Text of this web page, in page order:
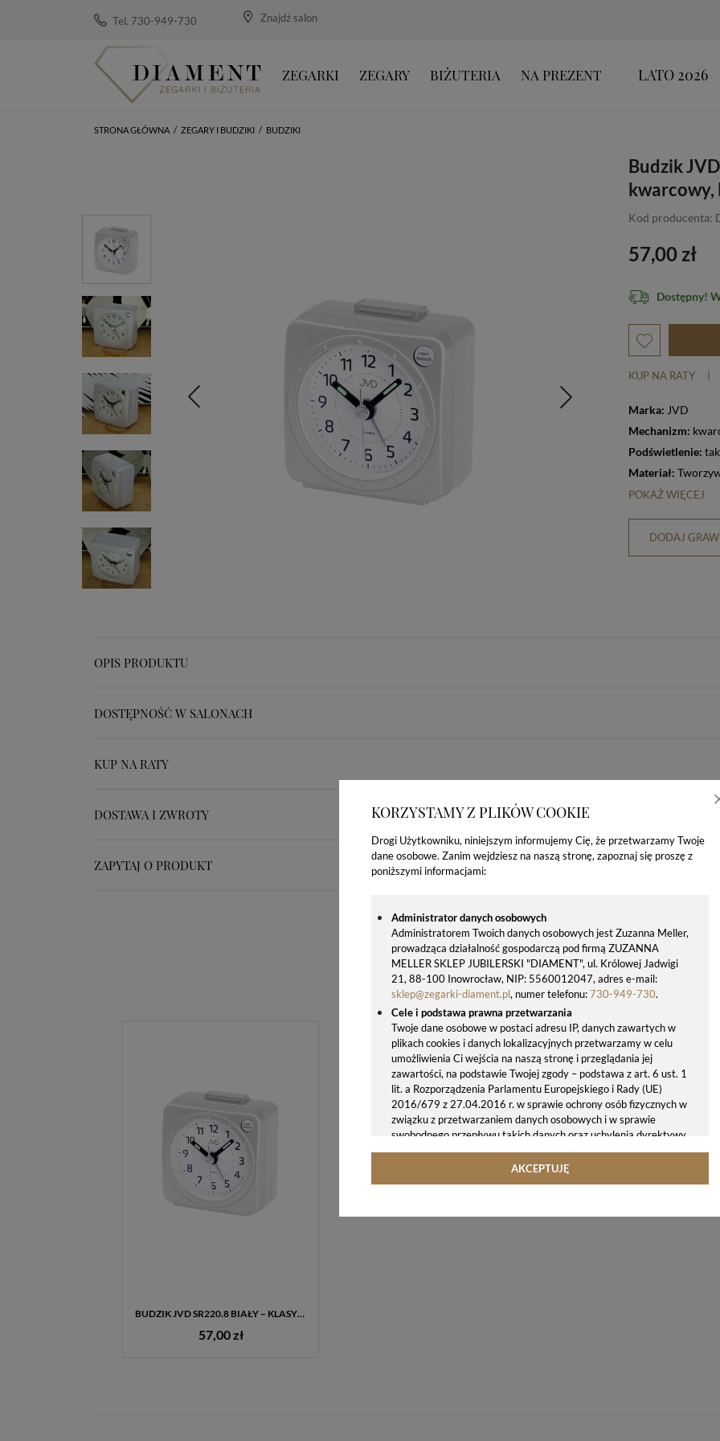
KORZYSTAMY Z PLIKÓW COOKIE
Drogi Użytkowniku, niniejszym informujemy Cię, że przetwarzamy Twoje
dane osobowe. Zanim wejdziesz na naszą stronę, zapoznaj się proszę z
poniższymi informacjami:
Administrator danych osobowych
Administratorem Twoich danych osobowych jest Zuzanna Meller,
prowadząca działalność gospodarczą pod firmą ZUZANNA
MELLER SKLEP JUBILERSKI "DIAMENT", ul. Królowej Jadwigi
21, 88-100 Inowrocław, NIP: 5560012047, adres e-mail:
sklep@zegarki-diament.pl, numer telefonu:730-949-730.
Cele i podstawa prawna przetwarzania
Twoje dane osobowe w postaci adresu IP, danych zawartych w
plikach cookies i danych lokalizacyjnych przetwarzamy w celu
umożliwienia Ci wejścia na naszą stronę i przeglądania jej
zawartości, na podstawie Twojej zgody – podstawa z art. 6 ust. 1
lit. a Rozporządzenia Parlamentu Europejskiego i Rady (UE)
2016/679 z 27.04.2016 r. w sprawie ochrony osób fizycznych w
związku z przetwarzaniem danych osobowych i w sprawie
swobodnego przepływu takich danych oraz uchylenia dyrektywy
95/46/WE (ogólne rozporządzenie o ochronie danych, tj. RODO).
Twoje dane osobowe możemy udostępniać hostingodawcy. Takie
zgodnie z naszymi poleceniami. Przekazujemy Twoje dane poza
AKCEPTUJĘ
Tel. 730-949-730 Znajdź salon
ZEGARKI ZEGARY BIŻUTERIA NA PREZENT LATO 2026
STRONA GŁÓWNA / ZEGARY I BUDZIKI / BUDZIKI
Budzik
kwarcowy,
Kod producenta:
57,00 zł
Dostępny!
KUP NA RATY
Marka: JVD
Mechanizm:
Podświetlenie: tak
Materiał:
POKAŻ WIĘCEJ
DODAJ
OPIS PRODUKTU
DOSTĘPNOŚĆ W SALONACH
KUP NA RATY
DOSTAWA I ZWROTY
ZAPYTAJ O PRODUKT
OSTATNIO OGLĄDANE PRODUKTY
BUDZIK JVD SR220.8 BIAŁY – KLASYCZNY, KWARCOWY, LED
57,00 zł